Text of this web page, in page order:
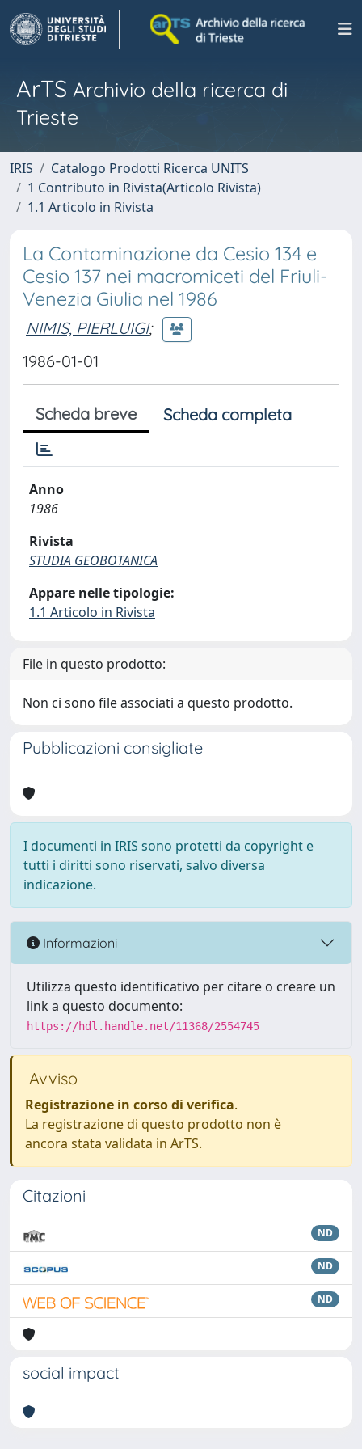
ArTS Archivio della ricerca di
Trieste
IRIS
Catalogo Prodotti Ricerca UNITS
1 Contributo in Rivista(Articolo Rivista)
1.1 Articolo in Rivista
La Contaminazione da Cesio 134 e
Cesio 137 nei macromiceti del Friuli-
Venezia Giulia nel 1986
NIMIS, PIERLUIGI;
1986-01-01
Scheda breve Scheda completa
Anno
1986
Rivista
STUDIA GEOBOTANICA
Appare nelle tipologie:
1.1 Articolo in Rivista
File in questo prodotto:
Non ci sono file associati a questo prodotto.
Pubblicazioni consigliate
I documenti in IRIS sono protetti da copyright e
tutti i diritti sono riservati, salvo diversa
indicazione.
Informazioni
Utilizza questo identificativo per citare o creare un
link a questo documento:
https://hdl.handle.net/11368/2554745
Avviso
Registrazione in corso di verifica.
La registrazione di questo prodotto non è
ancora stata validata in ArTS.
Citazioni
ND
ND
ND
social impact